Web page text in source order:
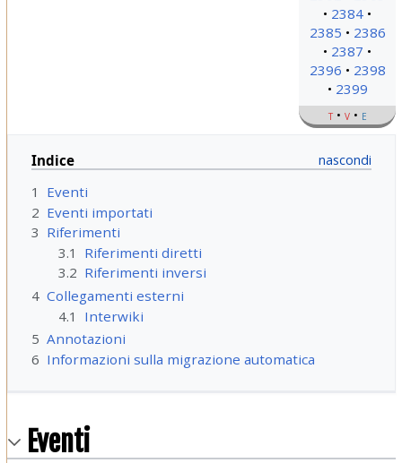
2384
2385
2386
2387
2396
2398
2399
t v e
Indice
1
Eventi
2 Eventi importati
3 Riferimenti
3.1
Riferimenti diretti
3.2 Riferimenti inversi
4 Collegamenti esterni
4.1
Interwiki
5 Annotazioni
6 Informazioni sulla migrazione automatica
Eventi